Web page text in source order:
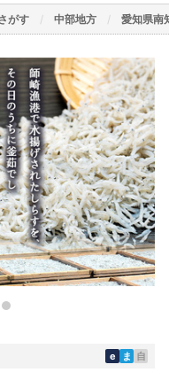
がす 中部地方 愛知県南
e ま 自